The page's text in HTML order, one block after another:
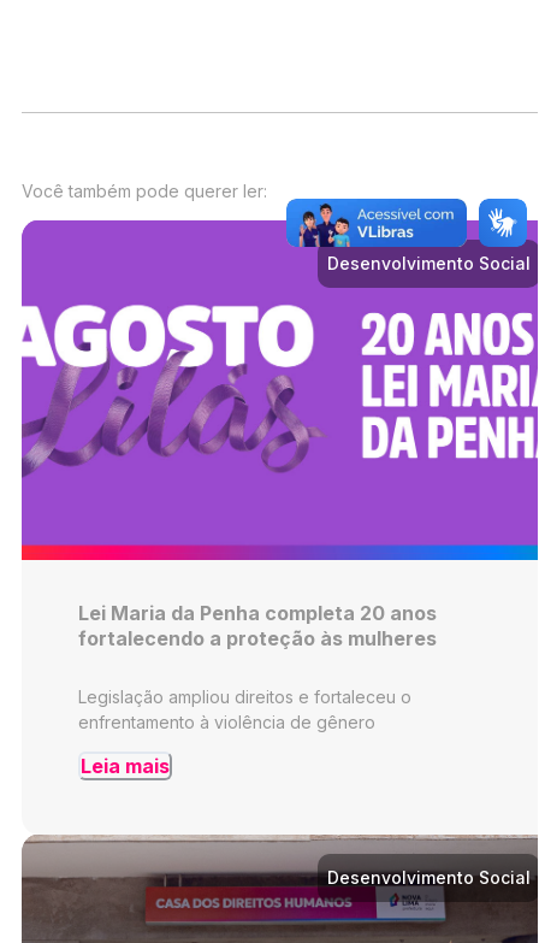
Você também pode querer ler:
Desenvolvimento Social
Lei Maria da Penha completa 20 anos
fortalecendo a proteção às mulheres
Legislação ampliou direitos e fortaleceu o
enfrentamento à violência de gênero
Leia mais
Desenvolvimento Social